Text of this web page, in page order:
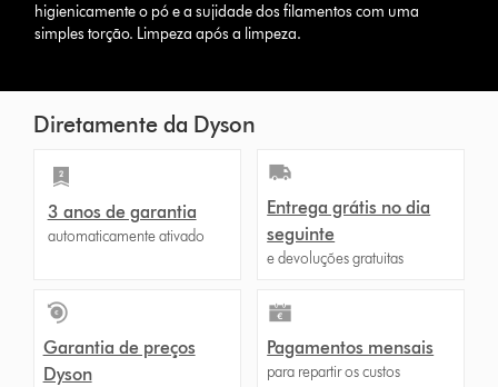
higienicamente o pó e a sujidade dos filamentos com uma
simples torção. Limpeza após a limpeza.
Diretamente da Dyson
3 anos de garantia
automaticamente ativado
Entrega grátis no dia
seguinte
e devoluções gratuitas
Garantia de preços
Dyson
Pagamentos mensais
para repartir os custos